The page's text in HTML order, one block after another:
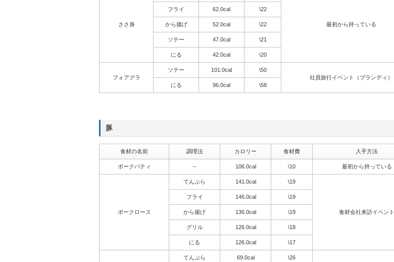
ささ身 最初から持っている
フライ 62.0cal \22
から揚げ 52.0cal \22
ソテー 47.0cal \21
にる 42.0cal \20
フォアグラ
ソテー 101.0cal
\50
社員旅行イベント（ブランディ）
にる
96.0cal \58
豚
食材の名前 調理法 カロリー 食材費 入手方法
ポークパティ – 106.0cal \10 最初から持っている
ポークロース
てんぷら 141.0cal \19
食材会社来訪イベント
フライ 146.0cal \19
から揚げ 136.0cal \19
グリル 126.0cal \18
にる 126.0cal \17
てんぷら 69.0cal \26